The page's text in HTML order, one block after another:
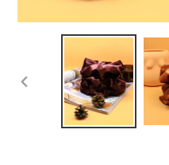
PRECEDENTE